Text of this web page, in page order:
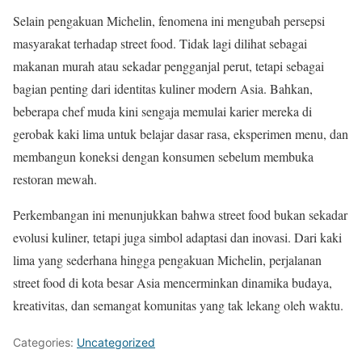
Selain pengakuan Michelin, fenomena ini mengubah persepsi
masyarakat terhadap street food. Tidak lagi dilihat sebagai
makanan murah atau sekadar pengganjal perut, tetapi sebagai
bagian penting dari identitas kuliner modern Asia. Bahkan,
beberapa chef muda kini sengaja memulai karier mereka di
gerobak kaki lima untuk belajar dasar rasa, eksperimen menu, dan
membangun koneksi dengan konsumen sebelum membuka
restoran mewah.
Perkembangan ini menunjukkan bahwa street food bukan sekadar
evolusi kuliner, tetapi juga simbol adaptasi dan inovasi. Dari kaki
lima yang sederhana hingga pengakuan Michelin, perjalanan
street food di kota besar Asia mencerminkan dinamika budaya,
kreativitas, dan semangat komunitas yang tak lekang oleh waktu.
Categories: Uncategorized